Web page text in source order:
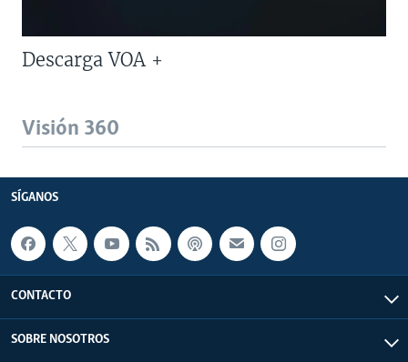
Descarga VOA +
Visión 360
SÍGANOS
CONTACTO
SOBRE NOSOTROS